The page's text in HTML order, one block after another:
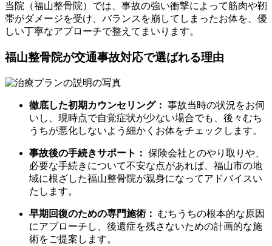
当院（福山整骨院）では、事故の強い衝撃によって筋肉や靭
帯がダメージを受け、バランスを崩してしまったお体を、優
しい丁寧なアプローチで整えてまいります。
福山整骨院が交通事故対応で選ばれる理由
徹底した初期カウンセリング： 事故当時の状況をお伺
いし、現時点で自覚症状が少ない場合でも、後々むち
うちが悪化しないよう細かくお体をチェックします。
事故後の手続きサポート： 保険会社とのやり取りや、
必要な手続きについて不安な点があれば、福山市の地
域に根ざした福山整骨院が親身になってアドバイスい
たします。
早期回復のための専門施術： むちうちの根本的な原因
にアプローチし、後遺症を残さないための計画的な施
術をご提案します。